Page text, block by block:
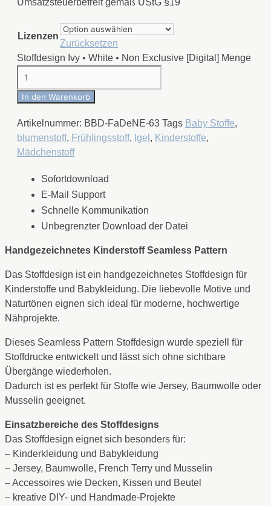
Umsatzsteuerbefreit gemäß UStG §19
Lizenzen
Zurücksetzen
Stoffdesign Ivy • White • Non Exclusive [Digital] Menge
In den Warenkorb
Artikelnummer: BBD-FaDeNE-63 Tags Baby Stoffe,
blumenstoff, Frühlingsstoff, Igel , Kinderstoffe,
Mädchenstoff
Sofortdownload
E-Mail Support
Schnelle Kommunikation
Unbegrenzter Download der Datei
Handgezeichnetes Kinderstoff Seamless Pattern
Das Stoffdesign ist ein handgezeichnetes Stoffdesign für
Kinderstoffe und Babykleidung. Die liebevolle Motive und
Naturtönen eignen sich ideal für moderne, hochwertige
Nähprojekte.
Dieses Seamless Pattern Stoffdesign wurde speziell für
Stoffdrucke entwickelt und lässt sich ohne sichtbare
Übergänge wiederholen.
Dadurch ist es perfekt für Stoffe wie Jersey, Baumwolle oder
Musselin geeignet.
Einsatzbereiche des Stoffdesigns
Das Stoffdesign eignet sich besonders für:
– Kinderkleidung und Babykleidung
– Jersey, Baumwolle, French Terry und Musselin
– Accessoires wie Decken, Kissen und Beutel
– kreative DIY- und Handmade-Projekte